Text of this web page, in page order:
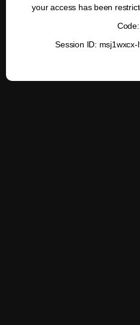
your access has been
Session ID: